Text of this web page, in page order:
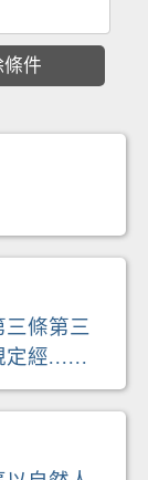
三條第三
定經......